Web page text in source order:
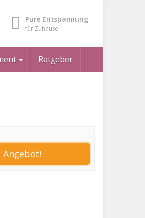
Pure Entspannung
für Zuhause
Ratgeber
Angebot!